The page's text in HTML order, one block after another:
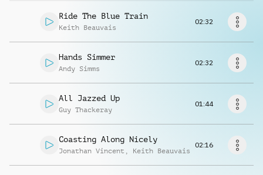
Musikanfrage
Ride The Blue Train
Keith Beauvais
02:32
Hands Simmer
Andy Simms
02:32
All Jazzed Up
Guy Thackeray
01:44
Coasting Along Nicely
Jonathan Vincent , Keith Beauvais
02:16